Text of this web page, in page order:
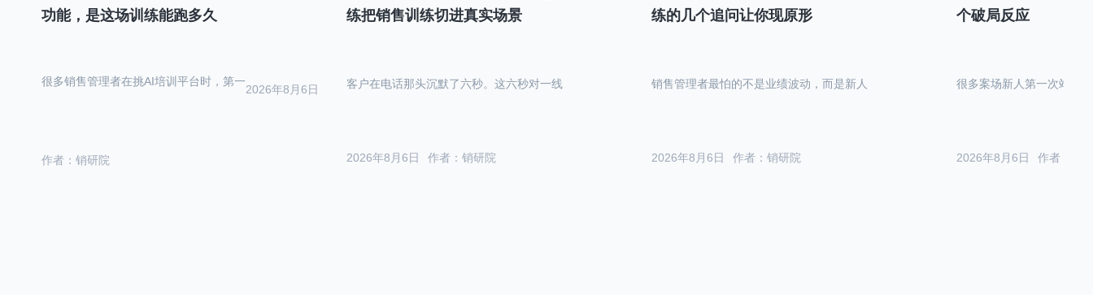
功能，是这场训练能跑多久
作者：销研院
2026年8月6日
很多销售管理者在挑AI培训平台时，第一
练把销售训练切进真实场景
作者：销研院
2026年8月6日
客户在电话那头沉默了六秒。这六秒对一线
练的几个追问让你现原形
作者：销研院
2026年8月6日
销售管理者最怕的不是业绩波动，而是新人
个破局反应
作者：销
2026年8月6日
很多案场新人第一次站在